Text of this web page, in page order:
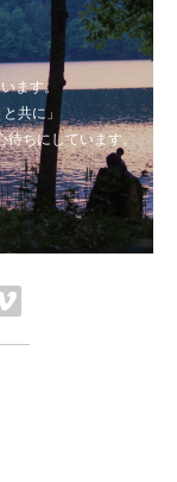
ます。
共に」
待ちにしています。